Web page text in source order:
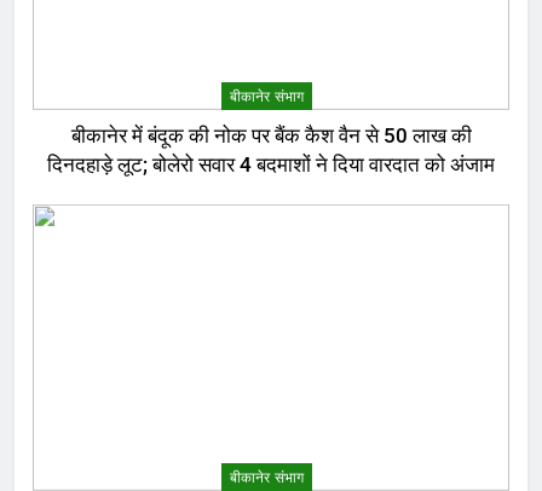
बीकानेर संभाग
बीकानेर में बंदूक की नोक पर बैंक कैश वैन से 50 लाख की
दिनदहाड़े लूट; बोलेरो सवार 4 बदमाशों ने दिया वारदात को अंजाम
बीकानेर संभाग